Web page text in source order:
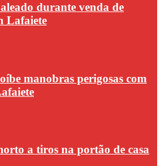
durante venda de
Lafaiete
manobras perigosas com
a tiros na portão de casa